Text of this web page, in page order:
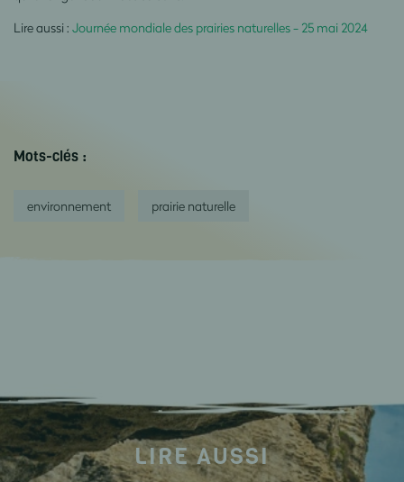
Lire aussi : Journée mondiale des prairies naturelles - 25 mai 2024
Mots-clés :
environnement prairie naturelle
LIRE AUSSI